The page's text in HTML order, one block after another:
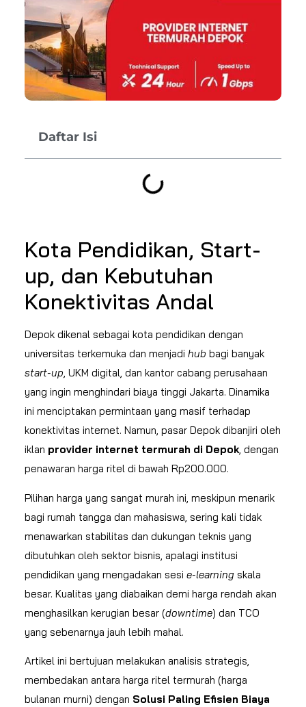
Daftar Isi
Kota Pendidikan, Start-
up, dan Kebutuhan
Konektivitas Andal
Depok dikenal sebagai kota pendidikan dengan
universitas terkemuka dan menjadi hub bagi banyak
start-up, UKM digital, dan kantor cabang perusahaan
yang ingin menghindari biaya tinggi Jakarta. Dinamika
ini menciptakan permintaan yang masif terhadap
konektivitas internet. Namun, pasar Depok dibanjiri oleh
iklan provider internet termurah di Depok, dengan
penawaran harga ritel di bawah Rp200.000.
Pilihan harga yang sangat murah ini, meskipun menarik
bagi rumah tangga dan mahasiswa, sering kali tidak
menawarkan stabilitas dan dukungan teknis yang
dibutuhkan oleh sektor bisnis, apalagi institusi
pendidikan yang mengadakan sesi e-learningskala
besar. Kualitas yang diabaikan demi harga rendah akan
menghasilkan kerugian besar (downtime) dan TCO
yang sebenarnya jauh lebih mahal.
Artikel ini bertujuan melakukan analisis strategis,
membedakan antara harga ritel termurah (harga
bulanan murni) dengan Solusi Paling Efisien Biaya